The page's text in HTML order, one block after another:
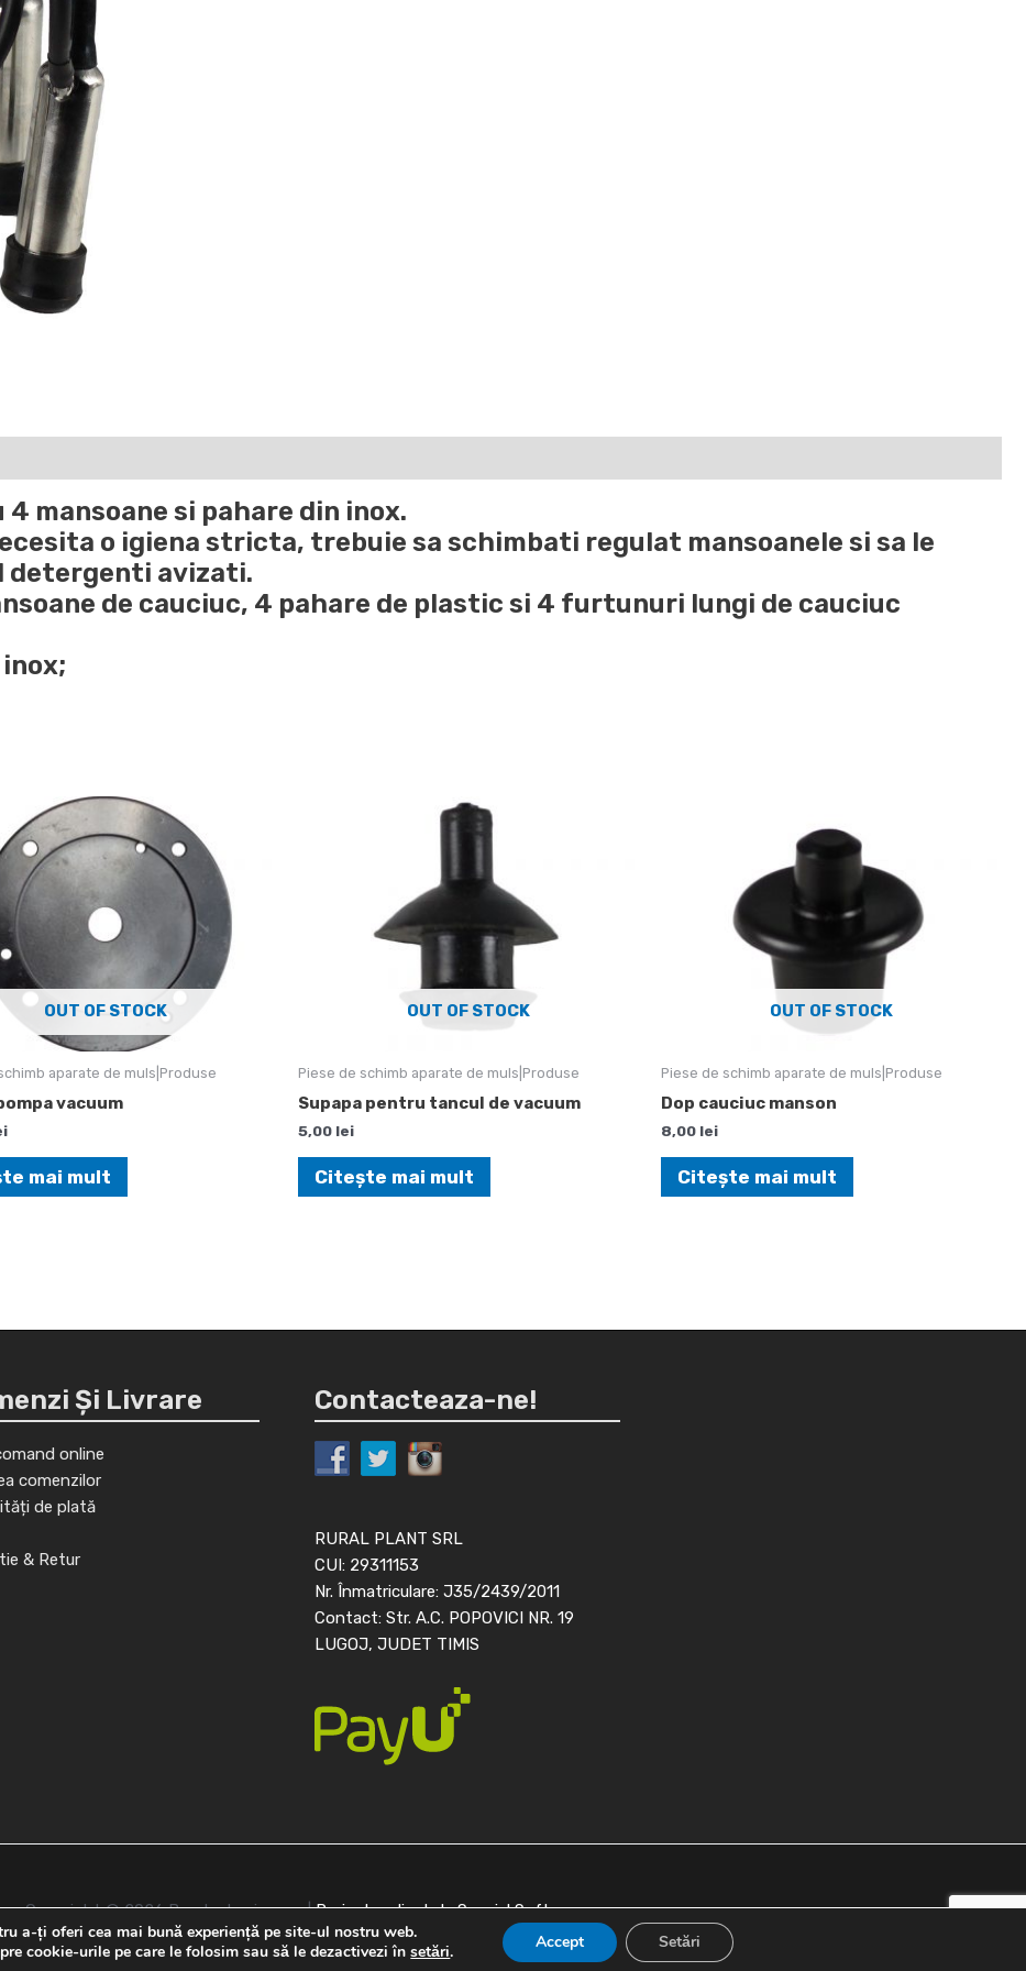
mansoane si pahare din inox.
o igiena stricta, trebuie sa schimbati regulat mansoanele si sa le
detergenti avizati.
de cauciuc, 4 pahare de plastic si 4 furtunuri lungi de cauciuc
OUT OF STOCK
aparate de muls|Produse
vacuum
mai mult
OUT OF STOCK
Piese de schimb aparate de muls|Produse
Supapa pentru tancul de vacuum
5,00 lei
Citește mai mult
OUT OF STOCK
Piese de schimb aparate de muls|Produse
Dop cauciuc manson
8,00 lei
Citește mai mult
Și Livrare
online
comenzilor
de plată
& Retur
Contacteaza-ne!
RURAL PLANT SRL
CUI: 29311153
Nr. Înmatriculare: J35/2439/2011
Contact: Str. A.C. POPOVICI NR. 19
LUGOJ, JUDET TIMIS
Copyright © 2026 Banda de picurare |Proiect realizat deSpecial Soft
a-ți oferi cea mai bună experiență pe site-ul nostru web.
cookie-urile pe care le folosim sau să le dezactivezi însetări. Accept Setări